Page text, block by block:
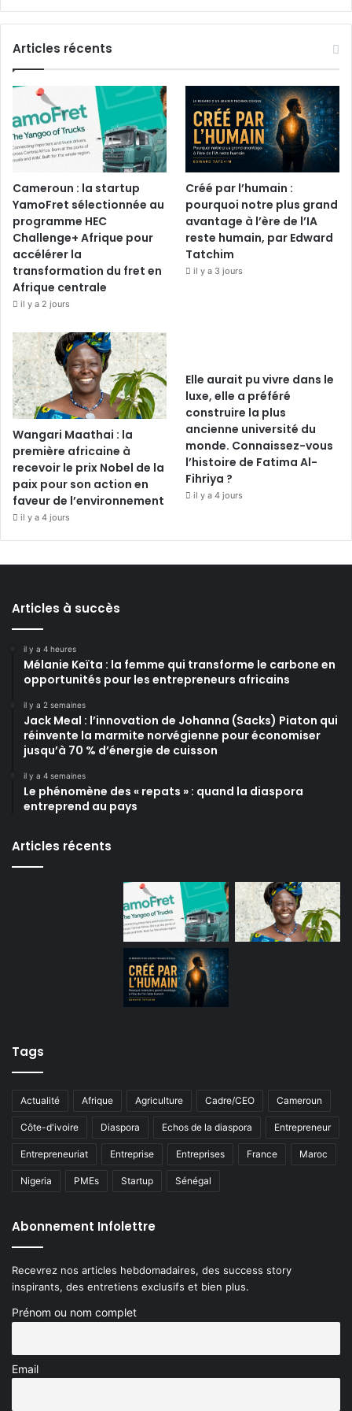
Articles récents
Cameroun : la startup
YamoFret sélectionnée au
programme HEC
Challenge+ Afrique pour
accélérer la
transformation du fret en
Afrique centrale
il y a 2 jours
Créé par l’humain :
pourquoi notre plus grand
avantage à l’ère de l’IA
reste humain, par Edward
Tatchim
il y a 3 jours
Wangari Maathai : la
première africaine à
recevoir le prix Nobel de la
paix pour son action en
faveur de l’environnement
il y a 4 jours
Elle aurait pu vivre dans le
luxe, elle a préféré
construire la plus
ancienne université du
monde. Connaissez-vous
l’histoire de Fatima Al-
Fihriya ?
il y a 4 jours
Articles à succès
il y a 4 heures
Mélanie Keïta : la femme qui transforme le carbone en
opportunités pour les entrepreneurs africains
il y a 2 semaines
Jack Meal : l’innovation de Johanna (Sacks) Piaton qui
réinvente la marmite norvégienne pour économiser
jusqu’à 70 % d’énergie de cuisson
il y a 4 semaines
Le phénomène des « repats » : quand la diaspora
entreprend au pays
Articles récents
Tags
Actualité Afrique Agriculture Cadre/CEO Cameroun
Côte-d'ivoire Diaspora Echos de la diaspora Entrepreneur
Entrepreneuriat Entreprise Entreprises France Maroc
Nigeria PMEs Startup Sénégal
Abonnement Infolettre
Recevrez nos articles hebdomadaires, des success story
inspirants, des entretiens exclusifs et bien plus.
Prénom ou nom complet
Email